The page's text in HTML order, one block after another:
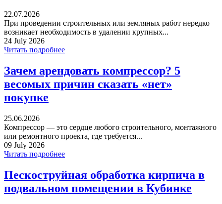
22.07.2026
При проведении строительных или земляных работ нередко
возникает необходимость в удалении крупных...
24 July 2026
Читать подробнее
Зачем арендовать компрессор? 5
весомых причин сказать «нет»
покупке
25.06.2026
Компрессор — это сердце любого строительного, монтажного
или ремонтного проекта, где требуется...
09 July 2026
Читать подробнее
Пескоструйная обработка кирпича в
подвальном помещении в Кубинке